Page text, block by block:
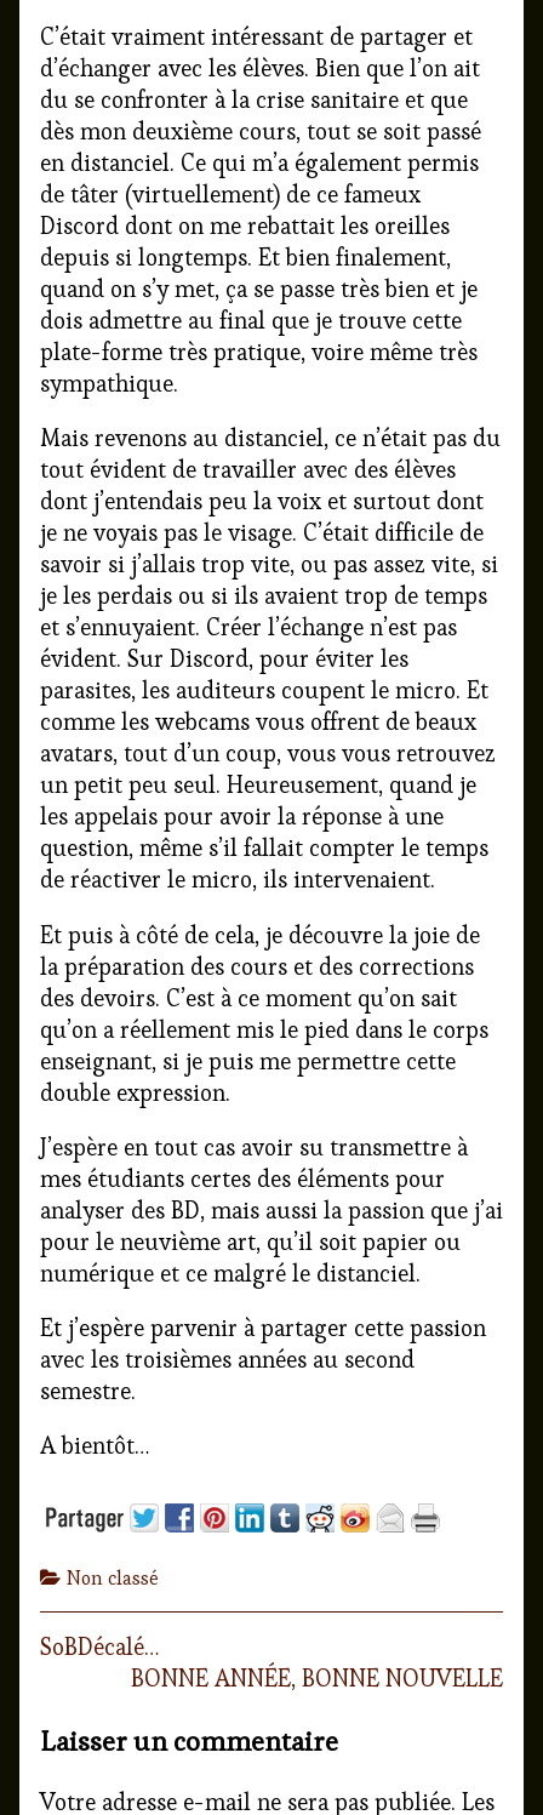
C’était vraiment intéressant de partager et
d’échanger avec les élèves. Bien que l’on ait
du se confronter à la crise sanitaire et que
dès mon deuxième cours, tout se soit passé
en distanciel. Ce qui m’a également permis
de tâter (virtuellement) de ce fameux
Discord dont on me rebattait les oreilles
depuis si longtemps. Et bien finalement,
quand on s’y met, ça se passe très bien et je
dois admettre au final que je trouve cette
plate-forme très pratique, voire même très
sympathique.
Mais revenons au distanciel, ce n’était pas du
tout évident de travailler avec des élèves
dont j’entendais peu la voix et surtout dont
je ne voyais pas le visage. C’était difficile de
savoir si j’allais trop vite, ou pas assez vite, si
je les perdais ou si ils avaient trop de temps
et s’ennuyaient. Créer l’échange n’est pas
évident. Sur Discord, pour éviter les
parasites, les auditeurs coupent le micro. Et
comme les webcams vous offrent de beaux
avatars, tout d’un coup, vous vous retrouvez
un petit peu seul. Heureusement, quand je
les appelais pour avoir la réponse à une
question, même s’il fallait compter le temps
de réactiver le micro, ils intervenaient.
Et puis à côté de cela, je découvre la joie de
la préparation des cours et des corrections
des devoirs. C’est à ce moment qu’on sait
qu’on a réellement mis le pied dans le corps
enseignant, si je puis me permettre cette
double expression.
J’espère en tout cas avoir su transmettre à
mes étudiants certes des éléments pour
analyser des BD, mais aussi la passion que j’ai
pour le neuvième art, qu’il soit papier ou
numérique et ce malgré le distanciel.
Et j’espère parvenir à partager cette passion
avec les troisièmes années au second
semestre.
A bientôt…
Categories
Non classé
Navigation
l’article
Previous
SoBDécalé…
Next
BONNE ANNÉE, BONNE NOUVELLE
Laisser un commentaire
Votre adresse e-mail ne sera pas publiée. Les